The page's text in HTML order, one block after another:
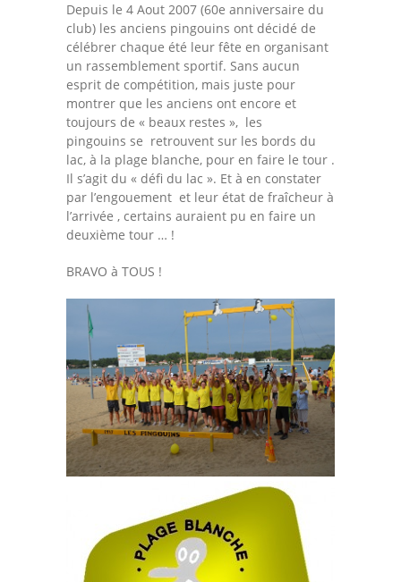
Depuis le 4 Aout 2007 (60e anniversaire du
club) les anciens pingouins ont décidé de
célébrer chaque été leur fête en organisant
un rassemblement sportif. Sans aucun
esprit de compétition, mais juste pour
montrer que les anciens ont encore et
toujours de « beaux restes », les
pingouins se retrouvent sur les bords du
lac, à la plage blanche, pour en faire le tour .
Il s’agit du « défi du lac ». Et à en constater
par l’engouement et leur état de fraîcheur à
l’arrivée , certains auraient pu en faire un
deuxième tour … !
BRAVO à TOUS !